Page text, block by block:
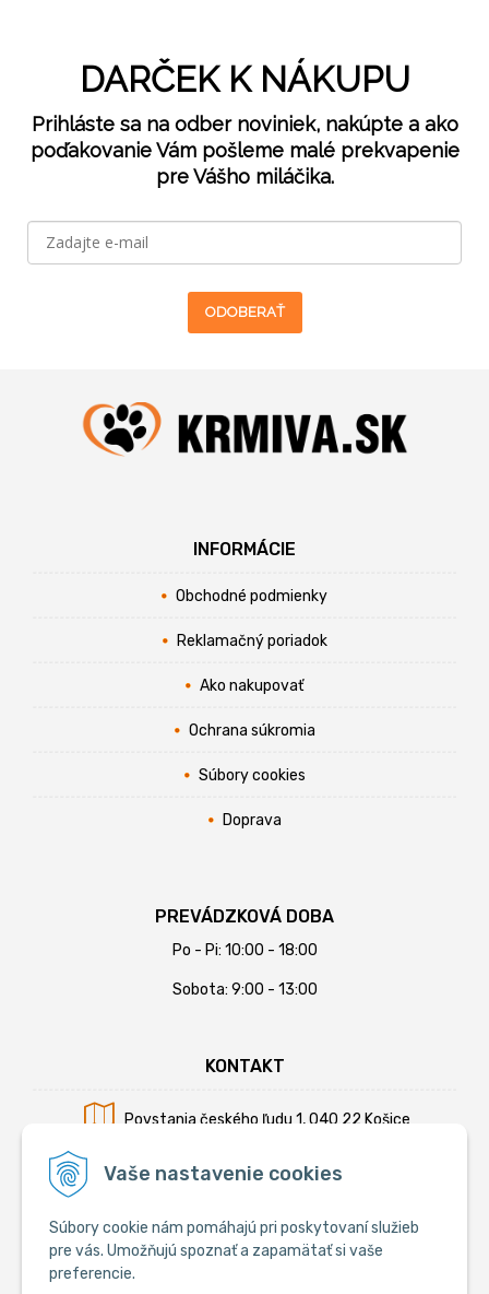
Vaše nastavenie cookies
Súbory cookie nám pomáhajú pri poskytovaní služieb
pre vás. Umožňujú spoznať a zapamätať si vaše
preferencie.
DARČEK K NÁKUPU
Prihláste sa na odber noviniek, nakúpte a ako
poďakovanie Vám pošleme malé prekvapenie
pre Vášho miláčika.
ODOBERAŤ
INFORMÁCIE
Obchodné podmienky
Reklamačný poriadok
Ako nakupovať
Ochrana súkromia
Súbory cookies
Doprava
PREVÁDZKOVÁ DOBA
Po - Pi: 10:00 - 18:00
Sobota: 9:00 - 13:00
KONTAKT
Povstania českého ľudu 1, 040 22 Košice
Mobil:+421 902 794 355
E-mail:info@krmiva.sk